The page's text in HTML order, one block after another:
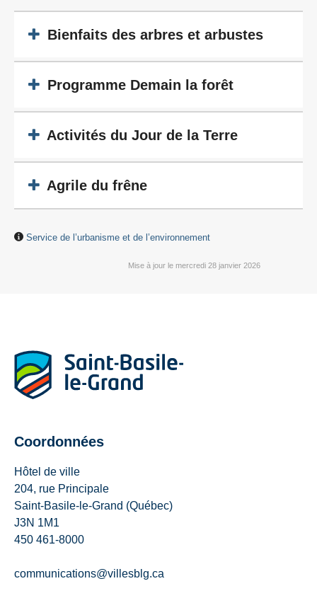
Bienfaits des arbres et arbustes
Programme Demain la forêt
Activités du Jour de la Terre
Agrile du frêne
Service de l’urbanisme et de l’environnement
Mise à jour le mercredi 28 janvier 2026
Coordonnées
Hôtel de ville
204, rue Principale
Saint-Basile-le-Grand (Québec)
J3N 1M1
450 461-8000
communications@villesblg.ca